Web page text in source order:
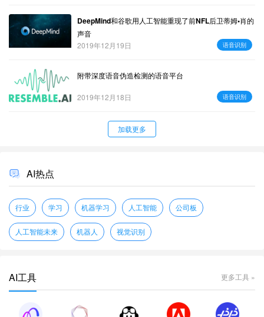
DeepMind和谷歌用人工智能重现了前NFL后卫蒂姆•肖的
声音
2019年12月19日 语音识别
附带深度语音伪造检测的语音平台
2019年12月18日 语音识别
加载更多
AI热点
行业 学习 机器学习 人工智能 公司板
人工智能未来 机器人 视觉识别
AI工具 更多工具 »